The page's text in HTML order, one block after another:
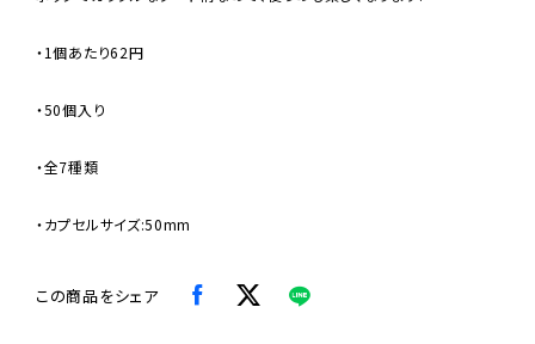
・1個あたり62円
・50個入り
・全7種類
・カプセルサイズ:50mm
この商品をシェア